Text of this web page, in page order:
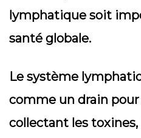
lymphatique soit
santé globale.
Le système
comme un drain
collectant les toxines,